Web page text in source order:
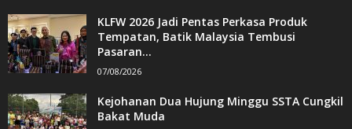
KLFW 2026 Jadi Pentas Perkasa Produk
Tempatan, Batik Malaysia Tembusi
Pasaran...
07/08/2026
Kejohanan Dua Hujung Minggu SSTA Cungkil
Bakat Muda